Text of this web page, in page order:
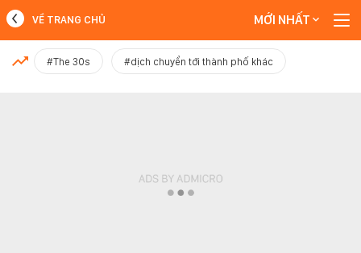
MỚI NHẤT
VỀ TRANG CHỦ MỚI NHẤT
#The 30s #dịch chuyển tới thành phố khác